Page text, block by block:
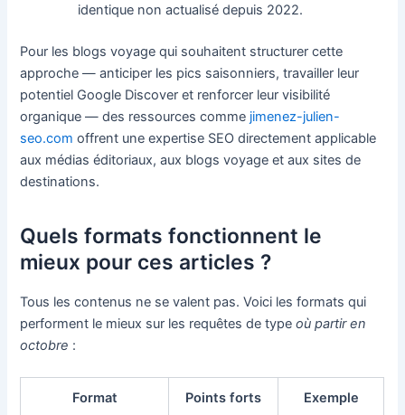
identique non actualisé depuis 2022.
Pour les blogs voyage qui souhaitent structurer cette
approche — anticiper les pics saisonniers, travailler leur
potentiel Google Discover et renforcer leur visibilité
organique — des ressources comme jimenez-julien-
seo.com offrent une expertise SEO directement applicable
aux médias éditoriaux, aux blogs voyage et aux sites de
destinations.
Quels formats fonctionnent le
mieux pour ces articles ?
Tous les contenus ne se valent pas. Voici les formats qui
performent le mieux sur les requêtes de typeoù partir en
octobre :
Format Points forts Exemple